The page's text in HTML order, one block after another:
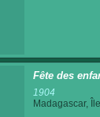
Fête des
1904
Madagascar,